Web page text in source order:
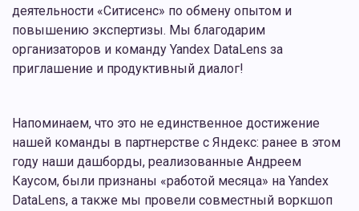
деятельности «Ситисенс» по обмену опытом и
повышению экспертизы. Мы благодарим
организаторов и команду Yandex DataLens за
приглашение и продуктивный диалог!
Напоминаем, что это не единственное достижение
нашей команды в партнерстве с Яндекс: ранее в этом
году наши дашборды, реализованные Андреем
Каусом, были признаны «работой месяца» на Yandex
DataLens, а также мы провели совместный воркшоп